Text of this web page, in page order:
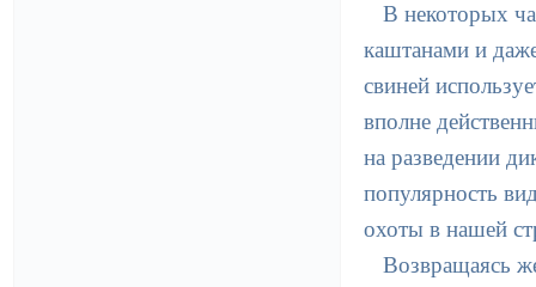
В некоторых
каштанами и
свиней
вполне
на разведении
популярность
охоты в нашей
Возвращаясь